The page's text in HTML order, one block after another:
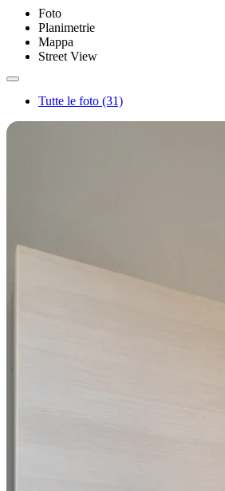
Foto
Planimetrie
Mappa
Street View
Tutte le foto (31)